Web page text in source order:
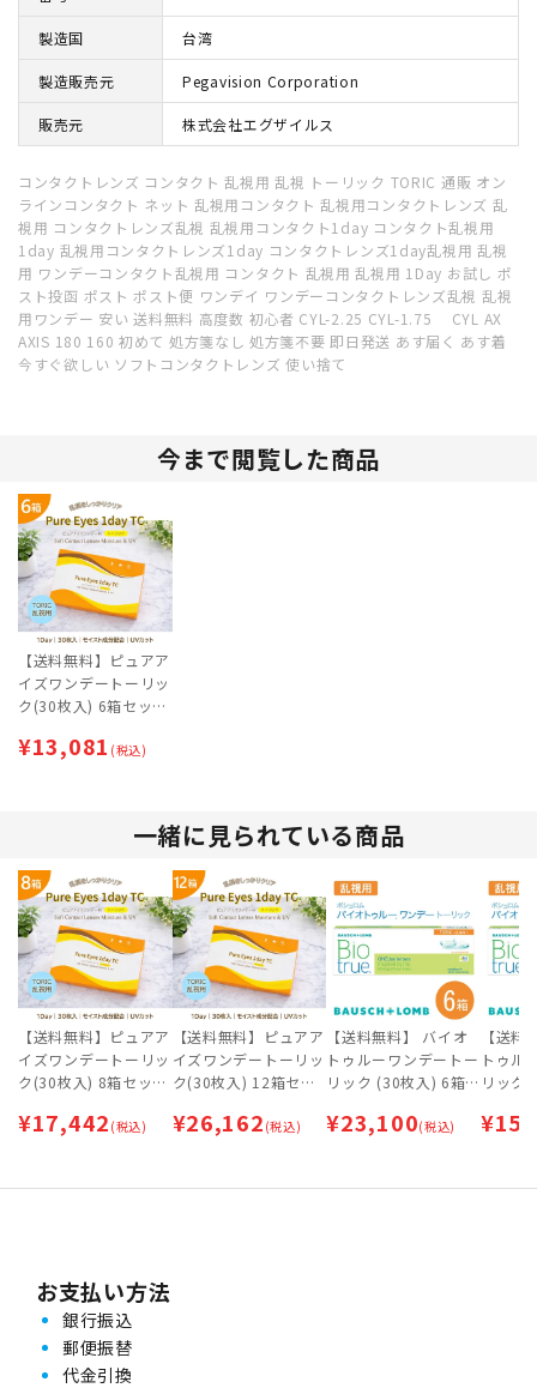
製造国 台湾
製造販売元 Pegavision Corporation
販売元 株式会社エグザイルス
コンタクトレンズ コンタクト 乱視用 乱視 トーリック TORIC 通販 オン
ラインコンタクト ネット 乱視用コンタクト 乱視用コンタクトレンズ 乱
視用 コンタクトレンズ乱視 乱視用コンタクト1day コンタクト乱視用
1day 乱視用コンタクトレンズ1day コンタクトレンズ1day乱視用 乱視
用 ワンデーコンタクト乱視用 コンタクト 乱視用 乱視用 1Day お試し ポ
スト投函 ポスト ポスト便 ワンデイ ワンデーコンタクトレンズ乱視 乱視
用ワンデー 安い 送料無料 高度数 初心者 CYL-2.25 CYL-1.75 CYL AX
AXIS 180 160 初めて 処方箋なし 処方箋不要 即日発送 あす届く あす着
今すぐ欲しい ソフトコンタクトレンズ 使い捨て
今まで閲覧した商品
【送料無料】ピュアア
イズワンデートーリッ
ク(30枚入) 6箱セット
ンズ | ワンデー
¥13,081 (税込)
一緒に見られている商品
【送料無料】ピュアア
イズワンデートーリッ
ク(30枚入) 8箱セット
ンズ | ワンデー
¥17,442 (税込)
【送料無料】ピュアア
イズワンデートーリッ
ク(30枚入) 12箱セッ
レンズ | ワンデー
¥26,162 (税込)
【送料無料】 バイオ
トゥルーワンデートー
リック (30枚入) 6箱
デー
¥23,100(税込)
【送料
トゥル
リック
デー
¥
お支払い方法
銀行振込
郵便振替
代金引換